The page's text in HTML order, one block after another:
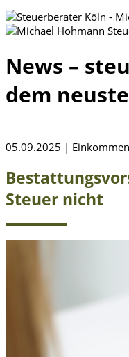
News –
dem
05.09.2025 |
Steuer nicht